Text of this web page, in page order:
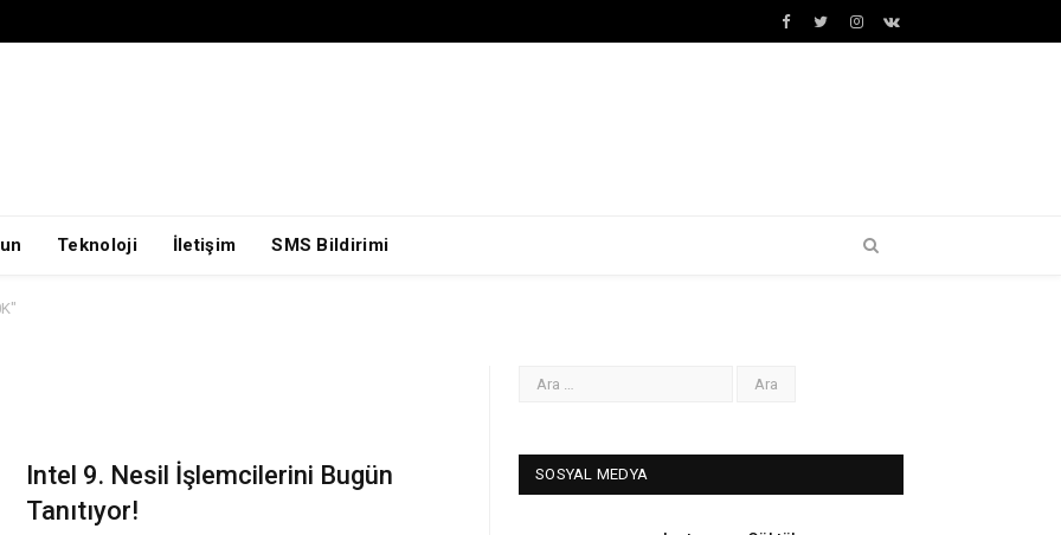
Facebook
Twitterİnstagram+
VK
Teknoloji İletişim SMS Bildirimi
Intel 9. Nesil İşlemcilerini Bugün
Tanıtıyor!
SOSYAL MEDYA